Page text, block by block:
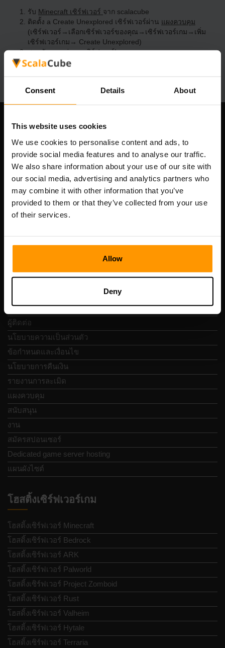
Consent Details About
This website uses cookies
We use cookies to personalise content and ads, to
provide social media features and to analyse our traffic.
We also share information about your use of our site with
our social media, advertising and analytics partners who
may combine it with other information that you’ve
provided to them or that they’ve collected from your use
of their services.
Allow
Deny
รับ Minecraft เซิร์ฟเวอร์ จาก scalacube
ติดตั้ง a Create Unexplored เซิร์ฟเวอร์ผ่าน แผงควบคุม
(เซิร์ฟเวอร์→เลือกเซิร์ฟเวอร์ของคุณ→เซิร์ฟเวอร์เกม→เพิ่ม
เซิร์ฟเวอร์เกม→ Create Unexplored)
สนุกกับการเล่นบนเซิร์ฟเวอร์!
บริษัทของเรา
Scalable Hosting Solutions OÜ
เลขที่จดทะเบียน: 14652605
เลขที่ผู้เสียภาษี: EE102133820
ที่อยู่: Harju maakond, Tallinn, Kesklinna linnaosa,
Vesivärava tn 50-201, 10152
การนำทางแบบรวดเร็ว
บทวิจารณ์
ผู้ติดต่อ
นโยบายความเป็นส่วนตัว
ข้อกำหนดและเงื่อนไข
นโยบายการคืนเงิน
รายงานการละเมิด
แผงควบคุม
สนับสนุน
งาน
สมัครสปอนเซอร์
Dedicated game server hosting
แผนผังไซต์
โฮสติ้งเซิร์ฟเวอร์เกม
โฮสติ้งเซิร์ฟเวอร์ Minecraft
โฮสติ้งเซิร์ฟเวอร์ Bedrock
โฮสติ้งเซิร์ฟเวอร์ ARK
โฮสติ้งเซิร์ฟเวอร์ Palworld
โฮสติ้งเซิร์ฟเวอร์ Project Zomboid
โฮสติ้งเซิร์ฟเวอร์ Rust
โฮสติ้งเซิร์ฟเวอร์ Valheim
โฮสติ้งเซิร์ฟเวอร์ Hytale
โฮสติ้งเซิร์ฟเวอร์ Terraria